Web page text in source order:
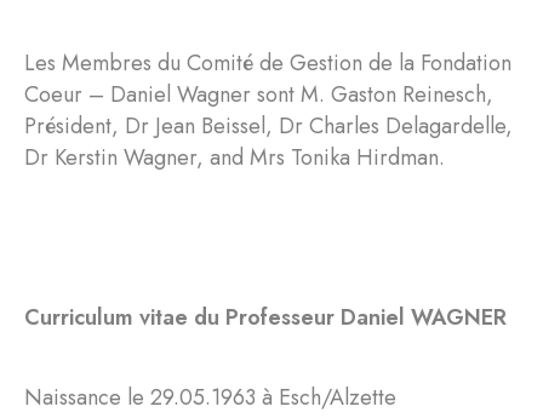
Les Membres du Comité de Gestion de la Fondation
Coeur – Daniel Wagner sont M. Gaston Reinesch,
Président, Dr Jean Beissel, Dr Charles Delagardelle,
Dr Kerstin Wagner, and Mrs Tonika Hirdman.
Curriculum vitae du Professeur Daniel WAGNER
Naissance le 29.05.1963 à Esch/Alzette